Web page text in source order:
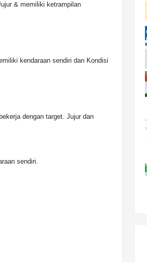
& memiliki ketrampilan
kendaraan sendiri dan Kondisi
dengan target. Jujur dan
sendiri.